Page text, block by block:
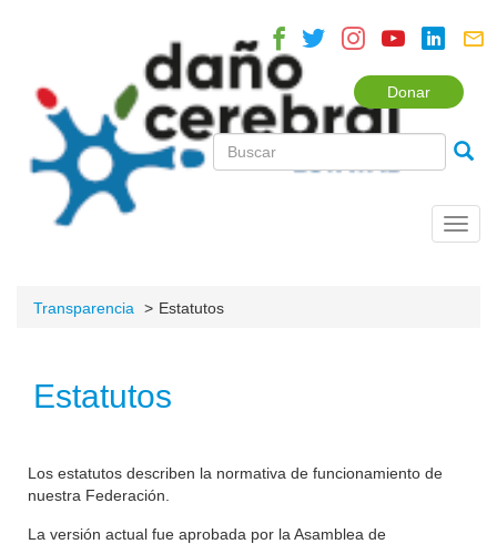
Donar
Transparencia Estatutos
Estatutos
Los estatutos describen la normativa de funcionamiento de
nuestra Federación.
La versión actual fue aprobada por la Asamblea de